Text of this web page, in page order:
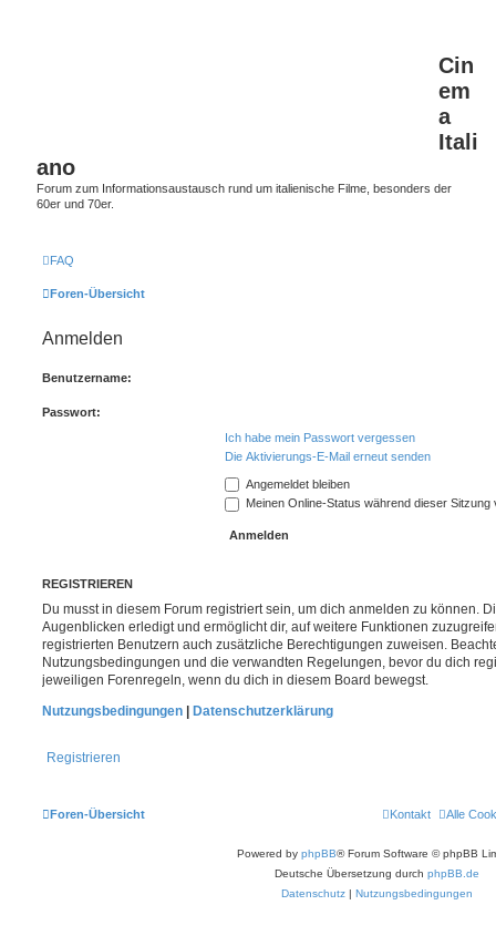
Cin
em
a
Itali
ano
Forum zum Informationsaustausch rund um italienische Filme, besonders der
60er und 70er.
FAQ
Foren-Übersicht
Anmelden
Benutzername:
Passwort:
Ich habe mein Passwort vergessen
Die Aktivierungs-E-Mail erneut senden
Angemeldet bleiben
Meinen Online-Status während dieser Sitzung
REGISTRIEREN
Du musst in diesem Forum registriert sein, um dich anmelden zu können.
Augenblicken erledigt und ermöglicht dir, auf weitere Funktionen
registrierten Benutzern auch zusätzliche Berechtigungen zuweisen.
Nutzungsbedingungen und die verwandten Regelungen, bevor du dich
jeweiligen Forenregeln, wenn du dich in diesem Board bewegst.
Nutzungsbedingungen
Datenschutzerklärung
Registrieren
Foren-Übersicht Alle
Kontakt
Powered by phpBB® Forum Software © phpBB
Deutsche Übersetzung durch phpBB.de
Datenschutz | Nutzungsbedingungen